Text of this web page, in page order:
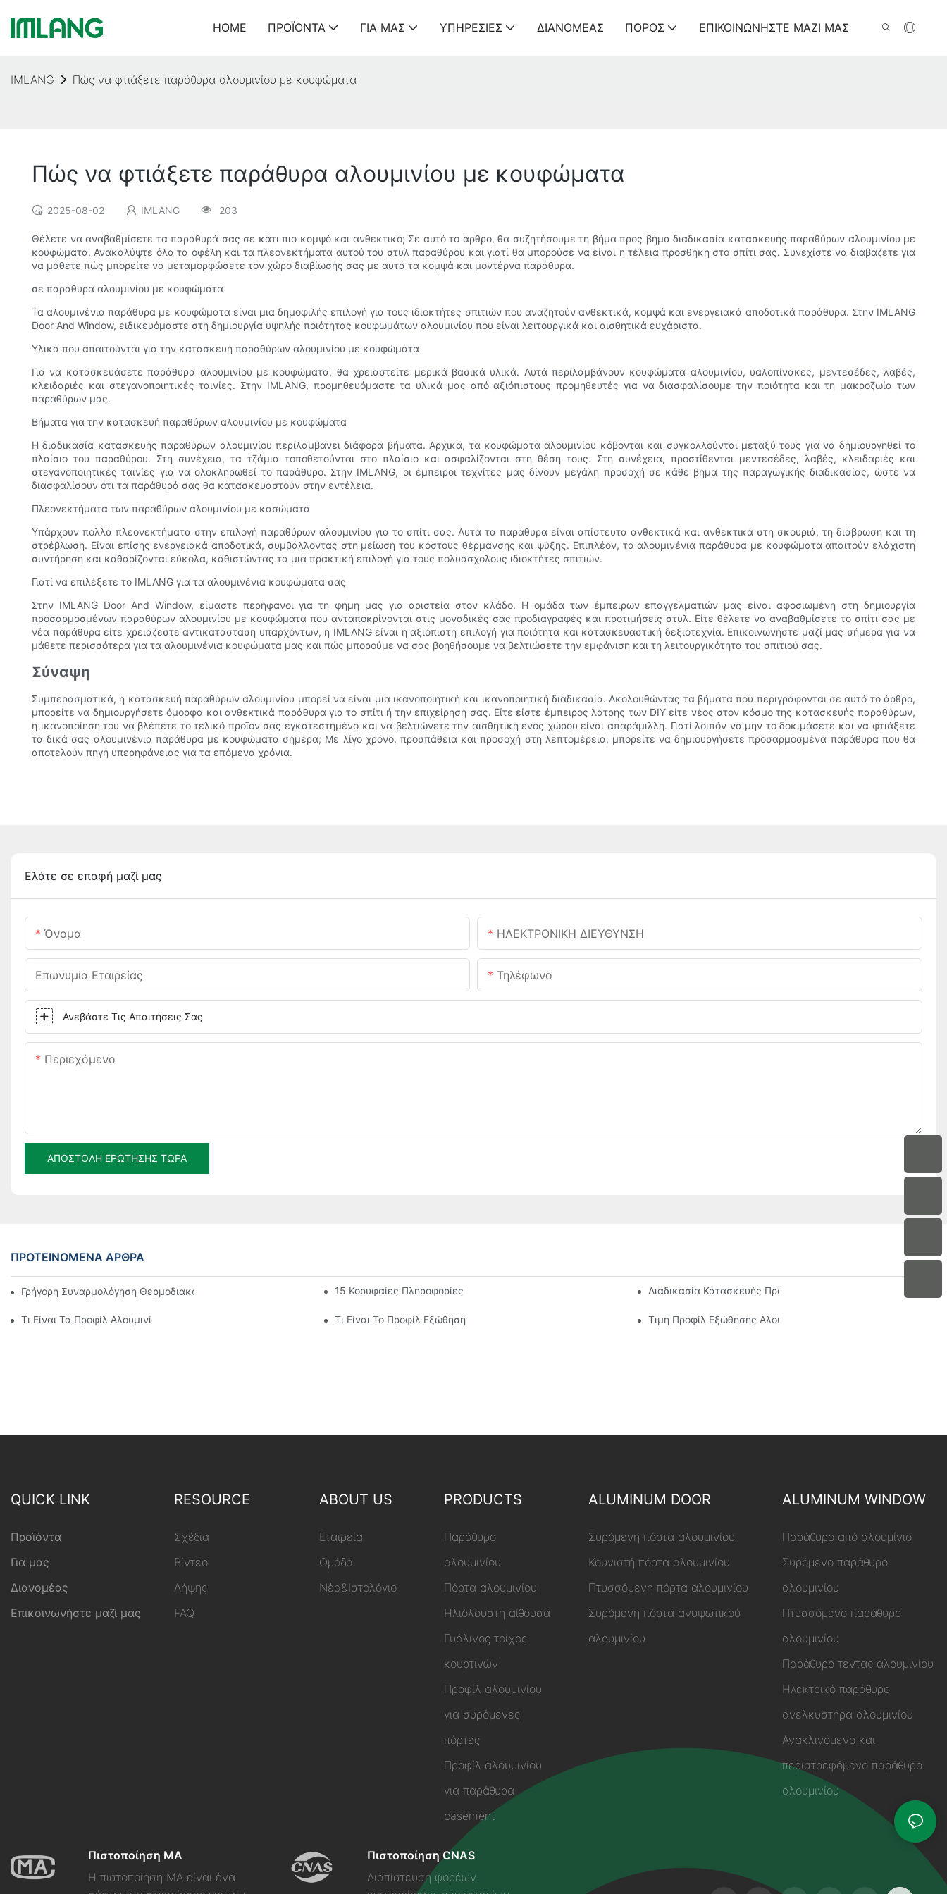
HOME ΠΡΟΪΌΝΤΑ ΓΙΑ ΜΑΣ ΥΠΗΡΕΣΊΕΣ ΔΙΑΝΟΜΈΑΣ ΠΌΡΟΣ ΕΠΙΚΟΙΝΩΝΉΣΤΕ ΜΑΖΊ ΜΑΣ
IMLANG Πώς να φτιάξετε παράθυρα αλουμινίου με κουφώματα
Πώς να φτιάξετε παράθυρα αλουμινίου με κουφώματα
2025-08-02 IMLANG 203
Θέλετε να αναβαθμίσετε τα παράθυρά σας σε κάτι πιο κομψό και ανθεκτικό; Σε αυτό το άρθρο, θα συζητήσουμε τη βήμα προς βήμα διαδικασία κατασκευής παραθύρων αλουμινίου με
κουφώματα. Ανακαλύψτε όλα τα οφέλη και τα πλεονεκτήματα αυτού του στυλ παραθύρου και γιατί θα μπορούσε να είναι η τέλεια προσθήκη στο σπίτι σας. Συνεχίστε να διαβάζετε για
να μάθετε πώς μπορείτε να μεταμορφώσετε τον χώρο διαβίωσής σας με αυτά τα κομψά και μοντέρνα παράθυρα.
σε παράθυρα αλουμινίου με κουφώματα
Τα αλουμινένια παράθυρα με κουφώματα είναι μια δημοφιλής επιλογή για τους ιδιοκτήτες σπιτιών που αναζητούν ανθεκτικά, κομψά και ενεργειακά αποδοτικά παράθυρα. Στην IMLANG
Door And Window, ειδικευόμαστε στη δημιουργία υψηλής ποιότητας κουφωμάτων αλουμινίου που είναι λειτουργικά και αισθητικά ευχάριστα.
Υλικά που απαιτούνται για την κατασκευή παραθύρων αλουμινίου με κουφώματα
Για να κατασκευάσετε παράθυρα αλουμινίου με κουφώματα, θα χρειαστείτε μερικά βασικά υλικά. Αυτά περιλαμβάνουν κουφώματα αλουμινίου, υαλοπίνακες, μεντεσέδες, λαβές,
κλειδαριές και στεγανοποιητικές ταινίες. Στην IMLANG, προμηθευόμαστε τα υλικά μας από αξιόπιστους προμηθευτές για να διασφαλίσουμε την ποιότητα και τη μακροζωία των
παραθύρων μας.
Βήματα για την κατασκευή παραθύρων αλουμινίου με κουφώματα
Η διαδικασία κατασκευής παραθύρων αλουμινίου περιλαμβάνει διάφορα βήματα. Αρχικά, τα κουφώματα αλουμινίου κόβονται και συγκολλούνται μεταξύ τους για να δημιουργηθεί το
πλαίσιο του παραθύρου. Στη συνέχεια, τα τζάμια τοποθετούνται στο πλαίσιο και ασφαλίζονται στη θέση τους. Στη συνέχεια, προστίθενται μεντεσέδες, λαβές, κλειδαριές και
στεγανοποιητικές ταινίες για να ολοκληρωθεί το παράθυρο. Στην IMLANG, οι έμπειροι τεχνίτες μας δίνουν μεγάλη προσοχή σε κάθε βήμα της παραγωγικής διαδικασίας, ώστε να
διασφαλίσουν ότι τα παράθυρά σας θα κατασκευαστούν στην εντέλεια.
Πλεονεκτήματα των παραθύρων αλουμινίου με κασώματα
Υπάρχουν πολλά πλεονεκτήματα στην επιλογή παραθύρων αλουμινίου για το σπίτι σας. Αυτά τα παράθυρα είναι απίστευτα ανθεκτικά και ανθεκτικά στη σκουριά, τη διάβρωση και τη
στρέβλωση. Είναι επίσης ενεργειακά αποδοτικά, συμβάλλοντας στη μείωση του κόστους θέρμανσης και ψύξης. Επιπλέον, τα αλουμινένια παράθυρα με κουφώματα απαιτούν ελάχιστη
συντήρηση και καθαρίζονται εύκολα, καθιστώντας τα μια πρακτική επιλογή για τους πολυάσχολους ιδιοκτήτες σπιτιών.
Γιατί να επιλέξετε το IMLANG για τα αλουμινένια κουφώματα σας
Στην IMLANG Door And Window, είμαστε περήφανοι για τη φήμη μας για αριστεία στον κλάδο. Η ομάδα των έμπειρων επαγγελματιών μας είναι αφοσιωμένη στη δημιουργία
προσαρμοσμένων παραθύρων αλουμινίου με κουφώματα που ανταποκρίνονται στις μοναδικές σας προδιαγραφές και προτιμήσεις στυλ. Είτε θέλετε να αναβαθμίσετε το σπίτι σας με
νέα παράθυρα είτε χρειάζεστε αντικατάσταση υπαρχόντων, η IMLANG είναι η αξιόπιστη επιλογή για ποιότητα και κατασκευαστική δεξιοτεχνία. Επικοινωνήστε μαζί μας σήμερα για να
μάθετε περισσότερα για τα αλουμινένια κουφώματα μας και πώς μπορούμε να σας βοηθήσουμε να βελτιώσετε την εμφάνιση και τη λειτουργικότητα του σπιτιού σας.
Σύναψη
Συμπερασματικά, η κατασκευή παραθύρων αλουμινίου μπορεί να είναι μια ικανοποιητική και ικανοποιητική διαδικασία. Ακολουθώντας τα βήματα που περιγράφονται σε αυτό το άρθρο,
μπορείτε να δημιουργήσετε όμορφα και ανθεκτικά παράθυρα για το σπίτι ή την επιχείρησή σας. Είτε είστε έμπειρος λάτρης των DIY είτε νέος στον κόσμο της κατασκευής παραθύρων,
η ικανοποίηση του να βλέπετε το τελικό προϊόν σας εγκατεστημένο και να βελτιώνετε την αισθητική ενός χώρου είναι απαράμιλλη. Γιατί λοιπόν να μην το δοκιμάσετε και να φτιάξετε
τα δικά σας αλουμινένια παράθυρα με κουφώματα σήμερα; Με λίγο χρόνο, προσπάθεια και προσοχή στη λεπτομέρεια, μπορείτε να δημιουργήσετε προσαρμοσμένα παράθυρα που θα
αποτελούν πηγή υπερηφάνειας για τα επόμενα χρόνια.
Ελάτε σε επαφή μαζί μας
Όνομα ΗΛΕΚΤΡΟΝΙΚΗ ΔΙΕΥΘΥΝΣΗ
Επωνυμία Εταιρείας Τηλέφωνο
Ανεβάστε Τις Απαιτήσεις Σας
Περιεχόμενο
ΑΠΟΣΤΟΛΉ ΕΡΏΤΗΣΗΣ ΤΏΡΑ
ΠΡΟΤΕΙΝΌΜΕΝΑ ΆΡΘΡΑ
Γρήγορη Συναρμολόγηση Θερμοδιακοπτόμενου Προφίλ Αλουμινίου Sunroom15 Κορυφαίες Πληροφορίες Σχετικά Με Τις Καλύτερες Εξωθήσεις Αλουμινίου Για Sunroom Για Παγκόσμιους Αγοραστές
Διαδικασία Κατασκευής Προφίλ Εξώθησης Αλουμινίου
Τι Είναι Τα Προφίλ Αλουμινίου Τι Είναι Το Προφίλ Εξώθησης Αλουμινίου Τιμή Προφίλ Εξώθησης Αλουμινίου
QUICK LINK
Προϊόντα
Για μας
Διανομέας
Επικοινωνήστε μαζί μας
RESOURCE
Σχέδια
Βίντεο
Λήψης
FAQ
ABOUT US
Εταιρεία
Ομάδα
Νέα&Ιστολόγιο
PRODUCTS
Παράθυρο
αλουμινίου
Πόρτα αλουμινίου
Ηλιόλουστη αίθουσα
Γυάλινος τοίχος
κουρτινών
Προφίλ αλουμινίου
για συρόμενες
πόρτες
Προφίλ αλουμινίου
για παράθυρα
casement
ALUMINUM DOOR
Συρόμενη πόρτα αλουμινίου
Κουνιστή πόρτα αλουμινίου
Πτυσσόμενη πόρτα αλουμινίου
Συρόμενη πόρτα ανυψωτικού
αλουμινίου
ALUMINUM WINDOW
Παράθυρο από αλουμίνιο
Συρόμενο παράθυρο
αλουμινίου
Πτυσσόμενο παράθυρο
αλουμινίου
Παράθυρο τέντας αλουμινίου
Ηλεκτρικό παράθυρο
ανελκυστήρα αλουμινίου
Ανακλινόμενο και
περιστρεφόμενο παράθυρο
αλουμινίου
Πιστοποίηση MA
Η πιστοποίηση MA είναι ένα
Πιστοποίηση CNAS
Διαπίστευση φορέων